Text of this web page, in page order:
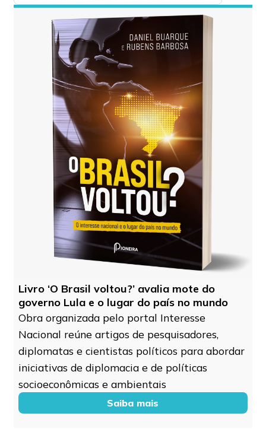
Livro ‘O Brasil voltou?’ avalia mote do
governo Lula e o lugar do país no mundo
Obra organizada pelo portal Interesse
Nacional reúne artigos de pesquisadores,
diplomatas e cientistas políticos para abordar
iniciativas de diplomacia e de políticas
socioeconômicas e ambientais
Saiba mais